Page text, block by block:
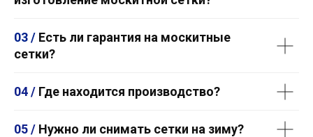
03 / Есть ли гарантия на москитные
сетки?
04 / Где находится производство?
05 / Нужно ли снимать сетки на зиму?